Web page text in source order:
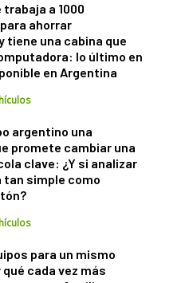
a 1000
ahorrar
tiene una cabina que
lo último en
en Argentina
argentino una
promete cambiar una
clave: ¿Y si analizar
tan simple como
para un mismo
cada vez más